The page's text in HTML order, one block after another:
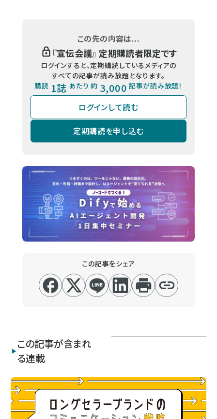
この先の内容は...
『宣伝会議』 定期購読者限定です
ログインすると、定期購読しているメディアの
すべての記事が読み放題となります。
購読 1誌 あたり 約 3,000 記事が読み放題！
ログインして読む
定期購読を申し込む
この記事をシェア
この記事が含まれ
る連載